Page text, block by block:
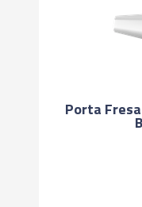
Porta